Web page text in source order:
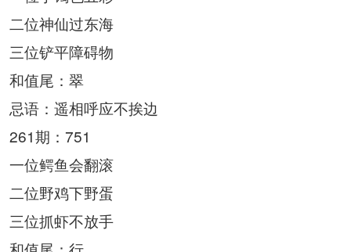
二位神仙过东海
三位铲平障碍物
和值尾：翠
忌语：遥相呼应不挨边
261期：751
一位鳄鱼会翻滚
二位野鸡下野蛋
三位抓虾不放手